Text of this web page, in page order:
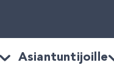
Asiantuntijoille